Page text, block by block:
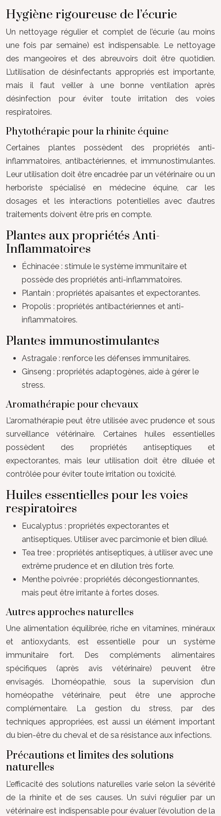
Hygiène rigoureuse de l’écurie
Un nettoyage régulier et complet de l’écurie (au moins
une fois par semaine) est indispensable. Le nettoyage
des mangeoires et des abreuvoirs doit être quotidien.
L’utilisation de désinfectants appropriés est importante,
mais il faut veiller à une bonne ventilation après
désinfection pour éviter toute irritation des voies
respiratoires.
Phytothérapie pour la rhinite équine
Certaines plantes possèdent des propriétés anti-
inflammatoires, antibactériennes, et immunostimulantes.
Leur utilisation doit être encadrée par un vétérinaire ou un
herboriste spécialisé en médecine équine, car les
dosages et les interactions potentielles avec d’autres
traitements doivent être pris en compte.
Plantes aux propriétés Anti-
Inflammatoires
Échinacée : stimule le système immunitaire et
possède des propriétés anti-inflammatoires.
Plantain : propriétés apaisantes et expectorantes.
Propolis : propriétés antibactériennes et anti-
inflammatoires.
Plantes immunostimulantes
Astragale : renforce les défenses immunitaires.
Ginseng : propriétés adaptogènes, aide à gérer le
stress.
Aromathérapie pour chevaux
L’aromathérapie peut être utilisée avec prudence et sous
surveillance vétérinaire. Certaines huiles essentielles
possèdent des propriétés antiseptiques et
expectorantes, mais leur utilisation doit être diluée et
contrôlée pour éviter toute irritation ou toxicité.
Huiles essentielles pour les voies
respiratoires
Eucalyptus : propriétés expectorantes et
antiseptiques. Utiliser avec parcimonie et bien dilué.
Tea tree : propriétés antiseptiques, à utiliser avec une
extrême prudence et en dilution très forte.
Menthe poivrée : propriétés décongestionnantes,
mais peut être irritante à fortes doses.
Autres approches naturelles
Une alimentation équilibrée, riche en vitamines, minéraux
et antioxydants, est essentielle pour un système
immunitaire fort. Des compléments alimentaires
spécifiques (après avis vétérinaire) peuvent être
envisagés. L’homéopathie, sous la supervision d’un
homéopathe vétérinaire, peut être une approche
complémentaire. La gestion du stress, par des
techniques appropriées, est aussi un élément important
du bien-être du cheval et de sa résistance aux infections.
Précautions et limites des solutions
naturelles
L’efficacité des solutions naturelles varie selon la sévérité
de la rhinite et de ses causes. Un suivi régulier par un
vétérinaire est indispensable pour évaluer l’évolution de la